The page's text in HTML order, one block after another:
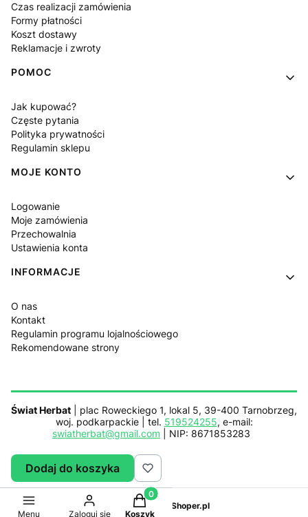
Czas realizacji zamówienia
Formy płatności
Koszt dostawy
Reklamacje i zwroty
POMOC
Jak kupować?
Częste pytania
Polityka prywatności
Regulamin sklepu
MOJE KONTO
Logowanie
Moje zamówienia
Przechowalnia
Ustawienia konta
INFORMACJE
O nas
Kontakt
Regulamin programu lojalnościowego
Rekomendowane strony
Świat Herbat | plac Roweckiego 1, lokal 5, 39-400 Tarnobrzeg,
woj. podkarpackie | tel. 519524255, e-mail:
swiatherbat@gmail.com | NIP: 8671853283
Sklep działa z pomocąNetplace.com.pl
Sklep internetowy Shoper.pl
Dodaj do koszyka
Menu Zaloguj się
Produkty w koszyku: 0. Zobacz
Koszyk